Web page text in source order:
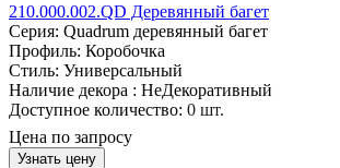
210.000.002.QD Деревянный багет
Серия: Quadrum деревянный багет
Профиль: Коробочка
Стиль: Универсальный
Наличие декора : НеДекоративный
Доступное количество: 0 шт.
Цена по запросу
Узнать цену